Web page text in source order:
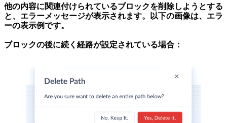
他の内容に関連付けられているブロックを削除しようとする
と、エラーメッセージが表示されます。以下の画像は、エラ
ーの表示例です。
ブロックの後に続く経路が設定されている場合：